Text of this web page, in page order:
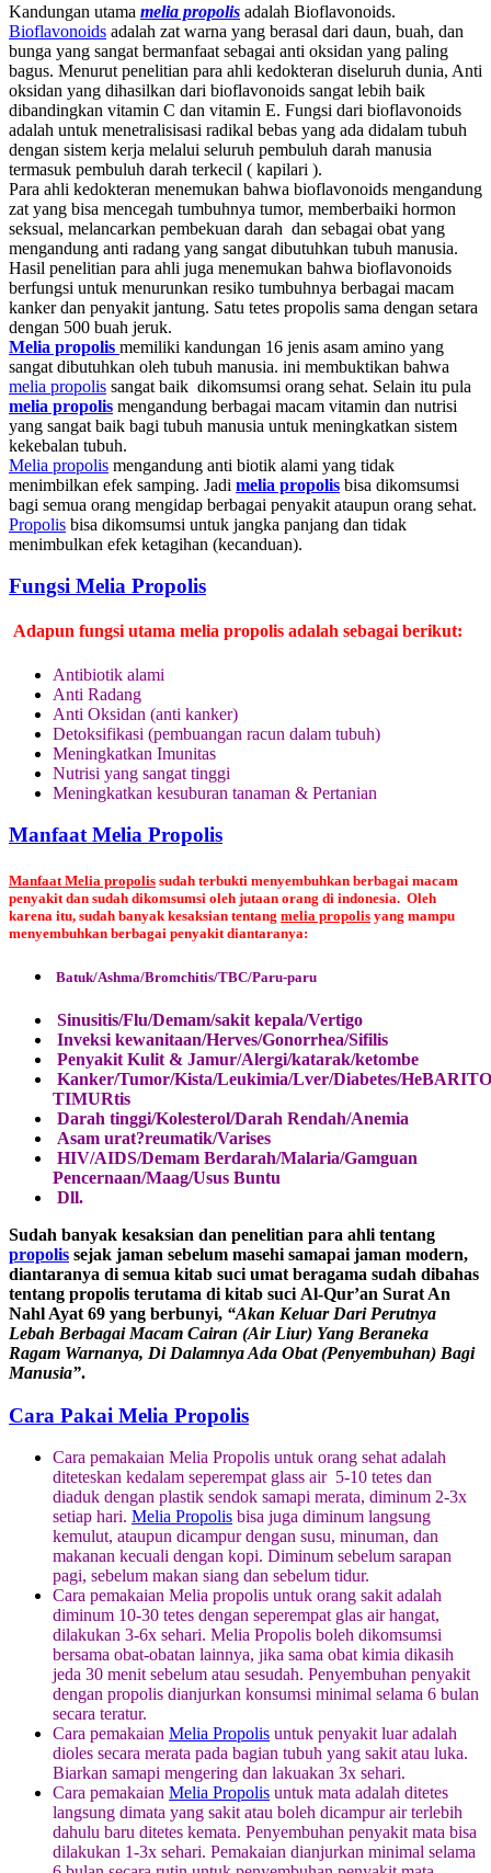
Kandungan utama melia propolis adalah Bioflavonoids.
Bioflavonoids adalah zat warna yang berasal dari daun, buah, dan
bunga yang sangat bermanfaat sebagai anti oksidan yang paling
bagus. Menurut penelitian para ahli kedokteran diseluruh dunia, Anti
oksidan yang dihasilkan dari bioflavonoids sangat lebih baik
dibandingkan vitamin C dan vitamin E. Fungsi dari bioflavonoids
adalah untuk menetralisisasi radikal bebas yang ada didalam tubuh
dengan sistem kerja melalui seluruh pembuluh darah manusia
termasuk pembuluh darah terkecil ( kapilari ).
Para ahli kedokteran menemukan bahwa bioflavonoids mengandung
zat yang bisa mencegah tumbuhnya tumor, memberbaiki hormon
seksual, melancarkan pembekuan darah dan sebagai obat yang
mengandung anti radang yang sangat dibutuhkan tubuh manusia.
Hasil penelitian para ahli juga menemukan bahwa bioflavonoids
berfungsi untuk menurunkan resiko tumbuhnya berbagai macam
kanker dan penyakit jantung. Satu tetes propolis sama dengan setara
dengan 500 buah jeruk.
Melia propolis memiliki kandungan 16 jenis asam amino yang
sangat dibutuhkan oleh tubuh manusia. ini membuktikan bahwa
melia propolis sangat baik dikomsumsi orang sehat. Selain itu pula
melia propolis mengandung berbagai macam vitamin dan nutrisi
yang sangat baik bagi tubuh manusia untuk meningkatkan sistem
kekebalan tubuh.
Melia propolis mengandung anti biotik alami yang tidak
menimbilkan efek samping. Jadi melia propolis bisa dikomsumsi
bagi semua orang mengidap berbagai penyakit ataupun orang sehat.
Propolis bisa dikomsumsi untuk jangka panjang dan tidak
menimbulkan efek ketagihan (kecanduan).
Fungsi Melia Propolis
Adapun fungsi utama melia propolis adalah sebagai berikut:
Antibiotik alami
Anti Radang
Anti Oksidan (anti kanker)
Detoksifikasi (pembuangan racun dalam tubuh)
Meningkatkan Imunitas
Nutrisi yang sangat tinggi
Meningkatkan kesuburan tanaman & Pertanian
Manfaat Melia Propolis
Manfaat Melia propolis sudah terbukti menyembuhkan berbagai macam
penyakit dan sudah dikomsumsi oleh jutaan orang di indonesia. Oleh
karena itu, sudah banyak kesaksian tentang melia propolis yang mampu
menyembuhkan berbagai penyakit diantaranya:
Batuk/Ashma/Bromchitis/TBC/Paru-paru
Sinusitis/Flu/Demam/sakit kepala/Vertigo
Inveksi kewanitaan/Herves/Gonorrhea/Sifilis
Penyakit Kulit & Jamur/Alergi/katarak/ketombe
Kanker/Tumor/Kista/Leukimia/Lver/Diabetes/HeBARITO
TIMURtis
Darah tinggi/Kolesterol/Darah Rendah/Anemia
Asam urat?reumatik/Varises
HIV/AIDS/Demam Berdarah/Malaria/Gamguan
Pencernaan/Maag/Usus Buntu
Dll.
Sudah banyak kesaksian dan penelitian para ahli tentang
propolis sejak jaman sebelum masehi samapai jaman modern,
diantaranya di semua kitab suci umat beragama sudah dibahas
tentang propolis terutama di kitab suci Al-Qur’an Surat An
Nahl Ayat 69 yang berbunyi, “Akan Keluar Dari Perutnya
Lebah Berbagai Macam Cairan (Air Liur) Yang Beraneka
Ragam Warnanya, Di Dalamnya Ada Obat (Penyembuhan) Bagi
Manusia”.
Cara Pakai Melia Propolis
Cara pemakaian Melia Propolis untuk orang sehat adalah
diteteskan kedalam seperempat glass air 5-10 tetes dan
diaduk dengan plastik sendok samapi merata, diminum 2-3x
setiap hari. Melia Propolis bisa juga diminum langsung
kemulut, ataupun dicampur dengan susu, minuman, dan
makanan kecuali dengan kopi. Diminum sebelum sarapan
pagi, sebelum makan siang dan sebelum tidur.
Cara pemakaian Melia propolis untuk orang sakit adalah
diminum 10-30 tetes dengan seperempat glas air hangat,
dilakukan 3-6x sehari. Melia Propolis boleh dikomsumsi
bersama obat-obatan lainnya, jika sama obat kimia dikasih
jeda 30 menit sebelum atau sesudah. Penyembuhan penyakit
dengan propolis dianjurkan konsumsi minimal selama 6 bulan
secara teratur.
Cara pemakaian Melia Propolis untuk penyakit luar adalah
dioles secara merata pada bagian tubuh yang sakit atau luka.
Biarkan samapi mengering dan lakuakan 3x sehari.
Cara pemakaian Melia Propolis untuk mata adalah ditetes
langsung dimata yang sakit atau boleh dicampur air terlebih
dahulu baru ditetes kemata. Penyembuhan penyakit mata bisa
dilakukan 1-3x sehari. Pemakaian dianjurkan minimal selama